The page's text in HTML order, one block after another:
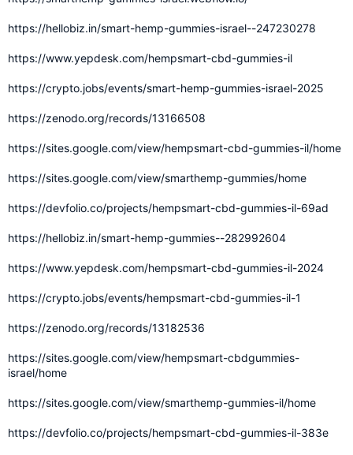
https://hellobiz.in/smart-hemp-gummies-israel--247230278
https://www.yepdesk.com/hempsmart-cbd-gummies-il
https://crypto.jobs/events/smart-hemp-gummies-israel-2025
https://zenodo.org/records/13166508
https://sites.google.com/view/hempsmart-cbd-gummies-il/home
https://sites.google.com/view/smarthemp-gummies/home
https://devfolio.co/projects/hempsmart-cbd-gummies-il-69ad
https://hellobiz.in/smart-hemp-gummies--282992604
https://www.yepdesk.com/hempsmart-cbd-gummies-il-2024
https://crypto.jobs/events/hempsmart-cbd-gummies-il-1
https://zenodo.org/records/13182536
https://sites.google.com/view/hempsmart-cbdgummies-
israel/home
https://sites.google.com/view/smarthemp-gummies-il/home
https://devfolio.co/projects/hempsmart-cbd-gummies-il-383e